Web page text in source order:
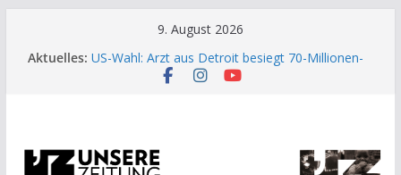
9. August 2026
Aktuelles: US-Wahl: Arzt aus Detroit besiegt 70-Millionen-
Dollar-Lobby
Plattform
Kinderbetreuung ist keine Arbeit?